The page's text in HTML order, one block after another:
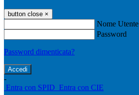
button close ×
Nome Utente
Password
Password dimenticata?
-
Entra con SPID Entra con CIE